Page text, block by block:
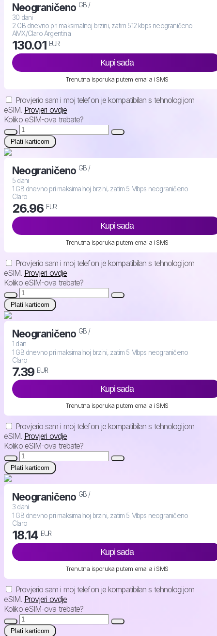
Neograničeno GB /
30 dani
2 GB dnevno pri maksimalnoj brzini, zatim 512 kbps neograničeno
AMX/Claro Argentina
130.01 EUR
Kupi sada
Trenutna isporuka putem emaila i SMS
Provjerio sam i moj telefon je kompatibilan s tehnologijom
eSIM. Provjeri ovdje
Koliko eSIM-ova trebate?
Plati karticom
Neograničeno GB /
5 dani
1 GB dnevno pri maksimalnoj brzini, zatim 5 Mbps neograničeno
Claro
26.96 EUR
Kupi sada
Trenutna isporuka putem emaila i SMS
Provjerio sam i moj telefon je kompatibilan s tehnologijom
eSIM. Provjeri ovdje
Koliko eSIM-ova trebate?
Plati karticom
Neograničeno GB /
1 dan
1 GB dnevno pri maksimalnoj brzini, zatim 5 Mbps neograničeno
Claro
7.39 EUR
Kupi sada
Trenutna isporuka putem emaila i SMS
Provjerio sam i moj telefon je kompatibilan s tehnologijom
eSIM. Provjeri ovdje
Koliko eSIM-ova trebate?
Plati karticom
Neograničeno GB /
3 dani
1 GB dnevno pri maksimalnoj brzini, zatim 5 Mbps neograničeno
Claro
18.14 EUR
Kupi sada
Trenutna isporuka putem emaila i SMS
Provjerio sam i moj telefon je kompatibilan s tehnologijom
eSIM. Provjeri ovdje
Koliko eSIM-ova trebate?
Plati karticom